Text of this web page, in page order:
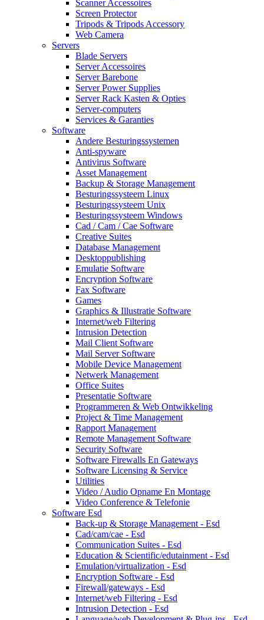
Scanner Accessoires
Screen Protector
Tripods & Tripods Accessory
Web Camera
Servers
Blade Servers
Server Accessoires
Server Barebone
Server Power Supplies
Server Rack Kasten & Opties
Server-computers
Services & Garanties
Software
Andere Besturingssystemen
Anti-spyware
Antivirus Software
Asset Management
Backup & Storage Management
Besturingssysteem Linux
Besturingssysteem Unix
Besturingssysteem Windows
Cad / Cam / Cae Software
Creative Suites
Database Management
Desktoppublishing
Emulatie Software
Encryption Software
Fax Software
Games
Graphics & Illustratie Software
Internet/web Filtering
Intrusion Detection
Mail Client Software
Mail Server Software
Mobile Device Management
Netwerk Management
Office Suites
Presentatie Software
Programmeren & Web Ontwikkeling
Project & Time Management
Rapport Management
Remote Management Software
Security Software
Software Firewalls En Gateways
Software Licensing & Service
Utilities
Video / Audio Opname En Montage
Video Conference & Telefonie
Software Esd
Back-up & Storage Management - Esd
Cad/cam/cae - Esd
Communication Suites - Esd
Education & Scientific/edutainment - Esd
Emulation/virtualization - Esd
Encryption Software - Esd
Firewall/gateways - Esd
Internet/web Filtering - Esd
Intrusion Detection - Esd